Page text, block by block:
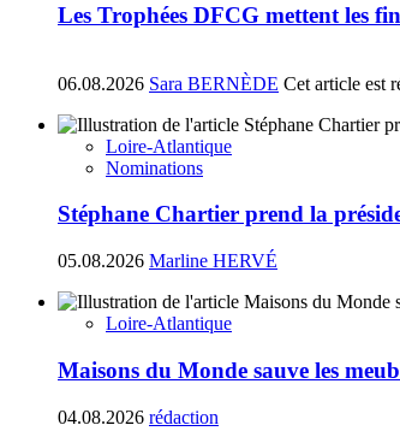
Les Trophées DFCG mettent les
06.08.2026 Sara BERNÈDE Cet article est
Loire-Atlantique
Nominations
Stéphane Chartier prend la
05.08.2026 Marline HERVÉ
Loire-Atlantique
Maisons du Monde sauve les
04.08.2026 rédaction